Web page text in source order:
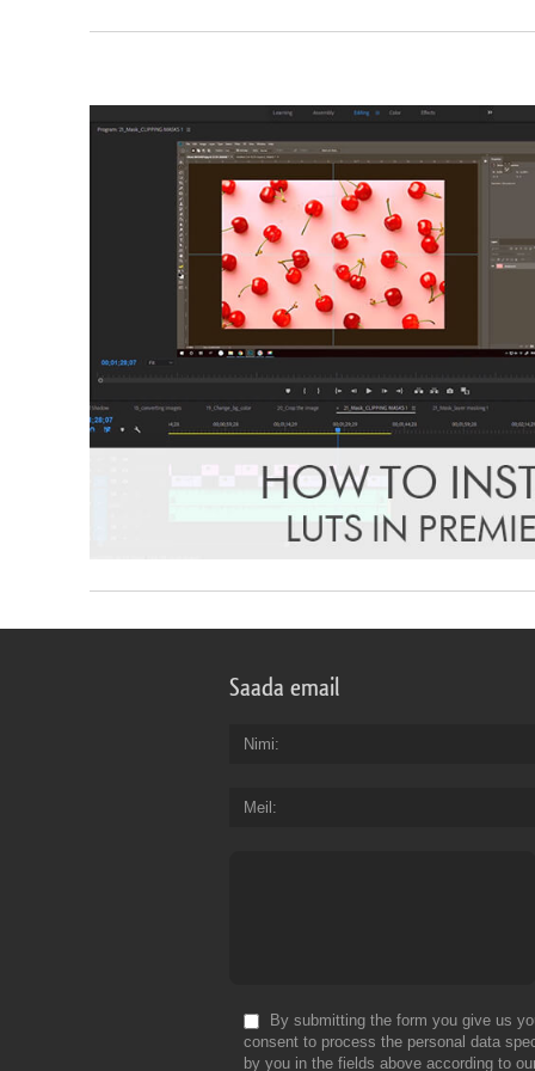
Saada email
Nimi
Meil
By submitting the form you give us
consent to process the personal data
by you in the fields above according to